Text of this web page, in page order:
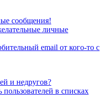
сообщения!
личные
email от кого-то с
и недругов?
пользователей в списках